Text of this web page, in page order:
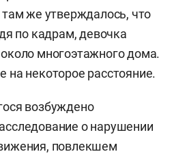
же утверждалось, что
по кадрам, девочка
многоэтажного дома.
на некоторое расстояние.
возбуждено
о нарушении
повлекшем